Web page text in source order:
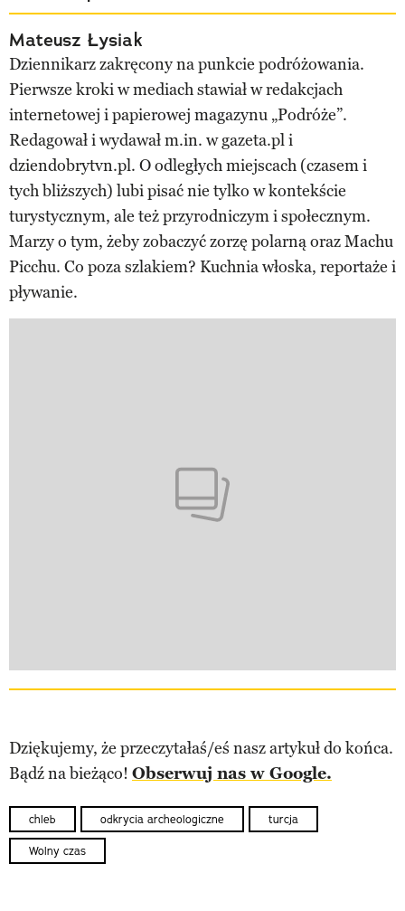
Mateusz Łysiak
Dziennikarz zakręcony na punkcie podróżowania.
Pierwsze kroki w mediach stawiał w redakcjach
internetowej i papierowej magazynu „Podróże”.
Redagował i wydawał m.in. w gazeta.pl i
dziendobrytvn.pl. O odległych miejscach (czasem i
tych bliższych) lubi pisać nie tylko w kontekście
turystycznym, ale też przyrodniczym i społecznym.
Marzy o tym, żeby zobaczyć zorzę polarną oraz Machu
Picchu. Co poza szlakiem? Kuchnia włoska, reportaże i
pływanie.
Dziękujemy, że przeczytałaś/eś nasz artykuł do końca.
Bądź na bieżąco! Obserwuj nas w Google.
chleb odkrycia archeologiczne turcja
Wolny czas